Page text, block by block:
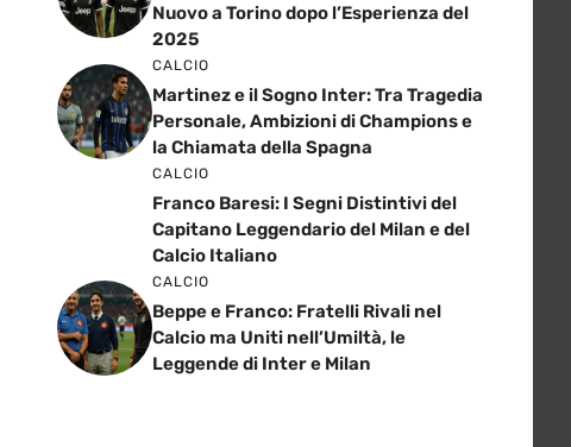
Nuovo a Torino dopo l’Esperienza del
2025
CALCIO
Martinez e il Sogno Inter: Tra Tragedia
Personale, Ambizioni di Champions e
la Chiamata della Spagna
CALCIO
Franco Baresi: I Segni Distintivi del
Capitano Leggendario del Milan e del
Calcio Italiano
CALCIO
Beppe e Franco: Fratelli Rivali nel
Calcio ma Uniti nell’Umiltà, le
Leggende di Inter e Milan